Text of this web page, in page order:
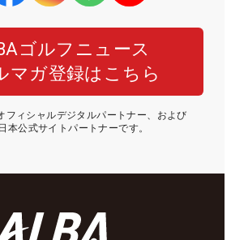
ゴルフニュース
マガ登録はこちら
フィシャルデジタルパートナー、および
本公式サイトパートナーです。